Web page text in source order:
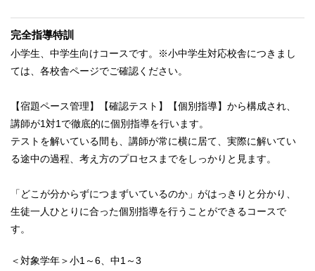
完全指導特訓
小学生、中学生向けコースです。※小中学生対応校舎につきまし
ては、各校舎ページでご確認ください。
【宿題ペース管理】【確認テスト】【個別指導】から構成され、
講師が1対1で徹底的に個別指導を行います。
テストを解いている間も、講師が常に横に居て、実際に解いてい
る途中の過程、考え方のプロセスまでをしっかりと見ます。
「どこが分からずにつまずいているのか」がはっきりと分かり、
生徒一人ひとりに合った個別指導を行うことができるコースで
す。
＜対象学年＞小1～6、中1～3